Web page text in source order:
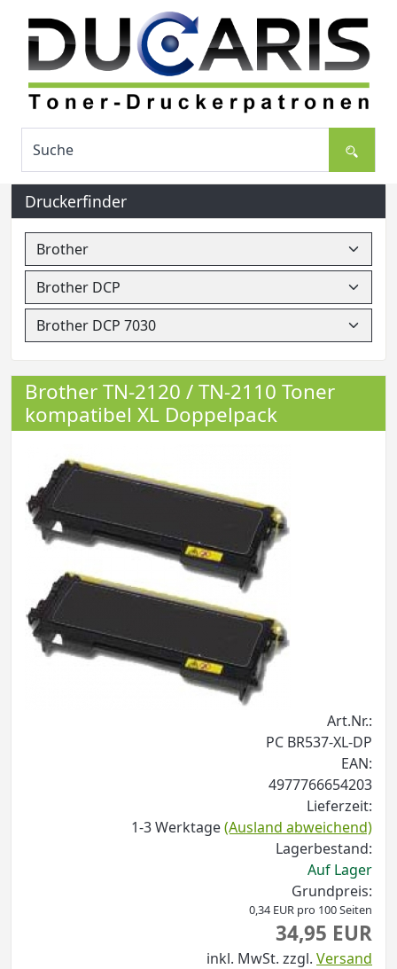
Druckerfinder
Brother TN-2120 / TN-2110 Toner
kompatibel XL Doppelpack
Art.Nr.:
PC BR537-XL-DP
EAN:
4977766654203
Lieferzeit:
1-3 Werktage(Ausland abweichend)
Lagerbestand:
Auf Lager
Grundpreis:
0,34 EUR pro 100 Seiten
34,95 EUR
inkl. MwSt. zzgl. Versand